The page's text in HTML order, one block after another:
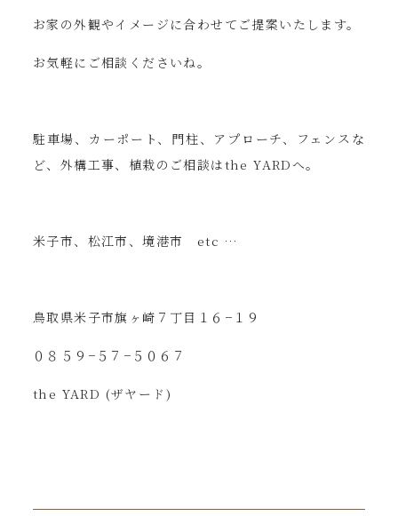
お家の外観やイメージに合わせてご提案いたします。
お気軽にご相談くださいね。
駐車場、カーポート、門柱、アプローチ、フェンスな
ど、外構工事、植栽のご相談はthe YARDへ。
米子市、松江市、境港市 etc …
鳥取県米子市旗ヶ崎７丁目１６−１９
０８５９−５７−５０６７
the YARD (ザヤード)